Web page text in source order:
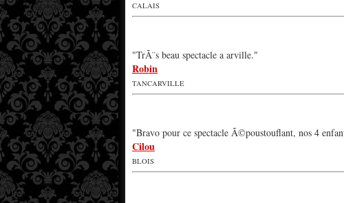
CALAIS
"TrÃ¨s beau spectacle a arville."
Robin
TANCARVILLE
"Bravo pour ce spectacle Ã©poustouflant, nos 4
Cilou
BLOIS